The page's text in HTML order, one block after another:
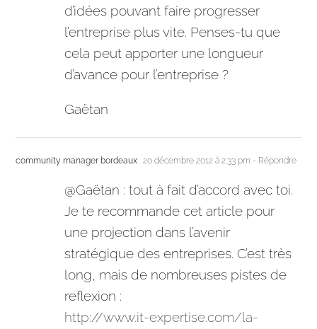
d’idées pouvant faire progresser
l’entreprise plus vite. Penses-tu que
cela peut apporter une longueur
d’avance pour l’entreprise ?
Gaëtan
community manager bordeaux 20 décembre 2012 à 2:33 pm - Répondre
@Gaëtan : tout à fait d’accord avec toi.
Je te recommande cet article pour
une projection dans l’avenir
stratégique des entreprises. C’est très
long, mais de nombreuses pistes de
reflexion :
http://www.it-expertise.com/la-